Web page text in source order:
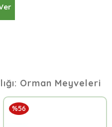
Orman Meyveleri
%56